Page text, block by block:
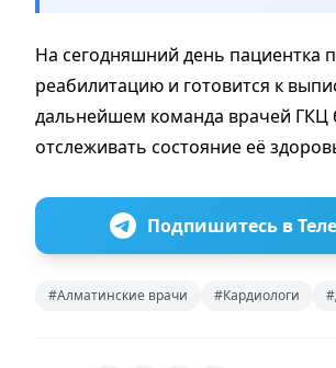
На сегодняшний день пациентка
реабилитацию и готовится к
дальнейшем команда врачей ГКЦ
отслеживать состояние её
Подпишитесь в
#Алматинские врачи #Кардиологи